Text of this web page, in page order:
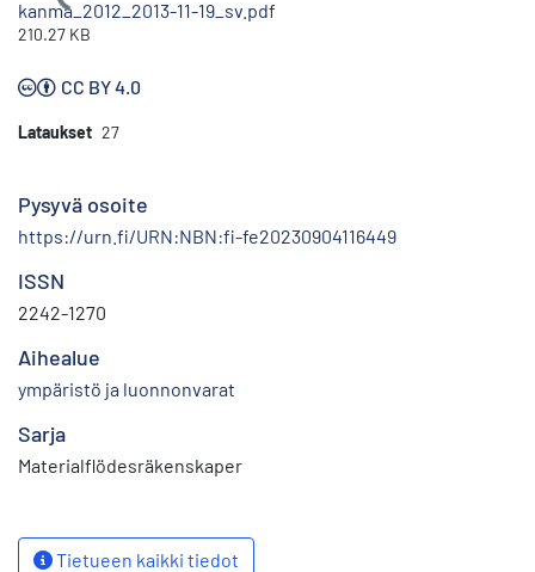
Ladataan...
kanma_2012_2013-11-19_sv.pdf
210.27 KB
CC BY 4.0
Lataukset 27
Pysyvä osoite
https://urn.fi/URN:NBN:fi-fe20230904116449
ISSN
2242-1270
Aihealue
ympäristö ja luonnonvarat
Sarja
Materialflödesräkenskaper
Tietueen kaikki tiedot